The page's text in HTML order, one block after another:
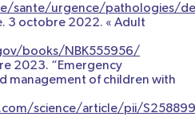
sante/urgence/pathologies/
3 octobre 2022. « Adult
books/NBK555956/
2023. “Emergency
management of children with
science/article/pii/